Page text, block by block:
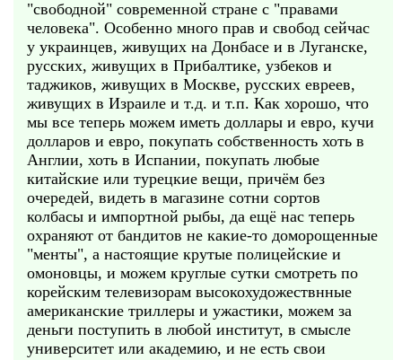
"свободной" современной стране с "правами
человека". Особенно много прав и свобод сейчас
у украинцев, живущих на Донбасе и в Луганске,
русских, живущих в Прибалтике, узбеков и
таджиков, живущих в Москве, русских евреев,
живущих в Израиле и т.д. и т.п. Как хорошо, что
мы все теперь можем иметь доллары и евро, кучи
долларов и евро, покупать собственность хоть в
Англии, хоть в Испании, покупать любые
китайские или турецкие вещи, причём без
очередей, видеть в магазине сотни сортов
колбасы и импортной рыбы, да ещё нас теперь
охраняют от бандитов не какие-то доморощенные
"менты", а настоящие крутые полицейские и
омоновцы, и можем круглые сутки смотреть по
корейским телевизорам высокохудожествнные
американские триллеры и ужастики, можем за
деньги поступить в любой институт, в смысле
университет или академию, и не есть свои